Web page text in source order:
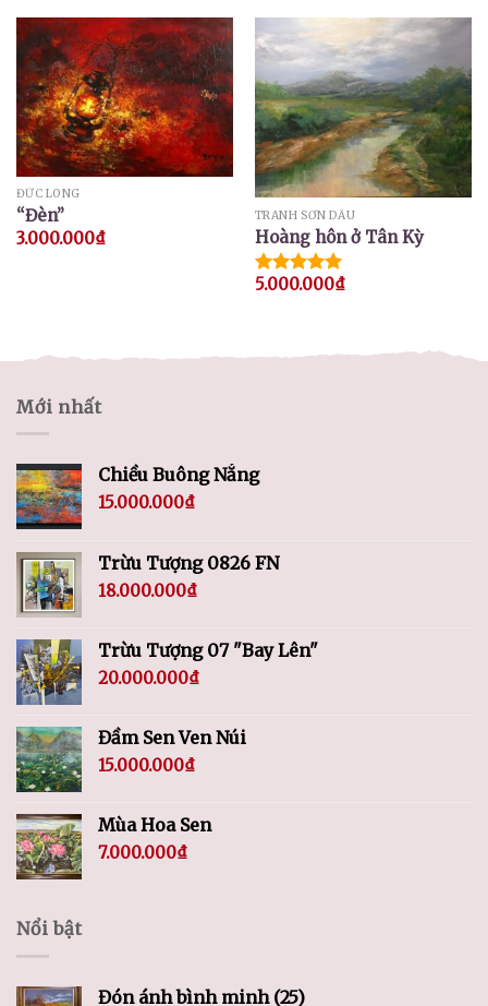
ĐỨC LONG
“Đèn”
3.000.000₫
TRANH SƠN DẦU
Hoàng hôn ở Tân Kỳ
Được xếp
5.000.000₫
Mới nhất
Chiều Buông Nắng
15.000.000₫
Trừu Tượng 0826 FN
18.000.000₫
Trừu Tượng 07 "Bay Lên"
20.000.000₫
Đầm Sen Ven Núi
15.000.000₫
Mùa Hoa Sen
7.000.000₫
Nổi bật
Đón ánh bình minh (25)